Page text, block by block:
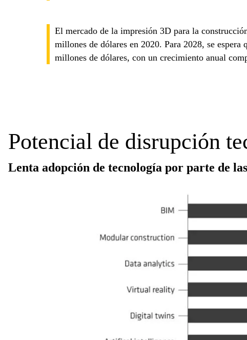
El mercado de la impresión 3D para la
millones de dólares en 2020. Para 2028, se espera
millones de dólares, con un crecimiento anual
Potencial de disrupción
Lenta adopción de tecnología por parte de